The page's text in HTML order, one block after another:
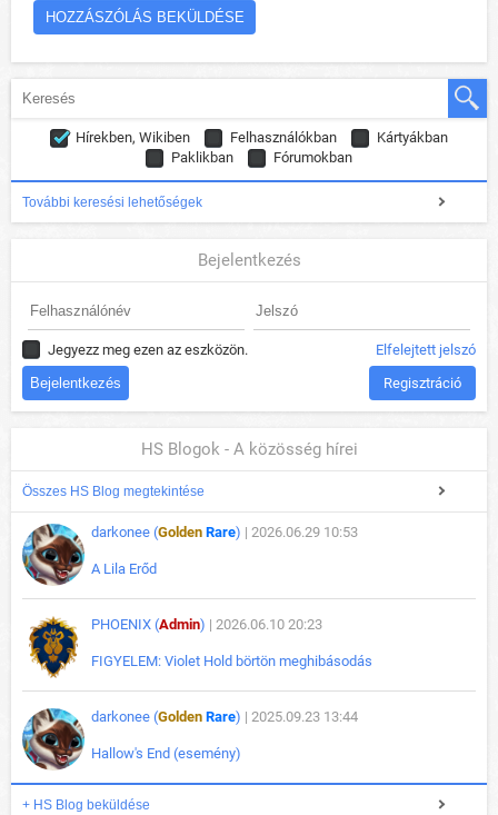
Hírekben, Wikiben Felhasználókban
Kártyákban
Paklikban
Fórumokban
További keresési lehetőségek
Bejelentkezés
Jegyezz meg ezen az eszközön. Elfelejtett jelszó
Regisztráció
HS Blogok - A közösség hírei
Összes HS Blog megtekintése
darkonee (Golden Rare) | 2026.06.29 10:53
A Lila Erőd
PHOENIX (Admin) | 2026.06.10 20:23
FIGYELEM: Violet Hold börtön meghibásodás
darkonee (Golden Rare) | 2025.09.23 13:44
Hallow's End (esemény)
+ HS Blog beküldése